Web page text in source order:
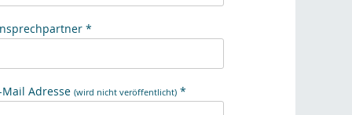
*
Mail Adresse(wird nicht veröffentlicht) *